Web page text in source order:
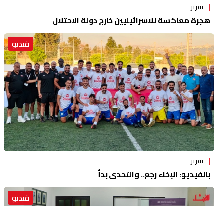
تقرير
هجرة معاكسة للاسرائيليين خارج دولة الاحتلال
فيديو
تقرير
بالفيديو: الإخاء رجع.. والتحدي بدأ
فيديو